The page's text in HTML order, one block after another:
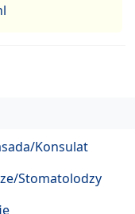
Konsulat
Stomatolodzy